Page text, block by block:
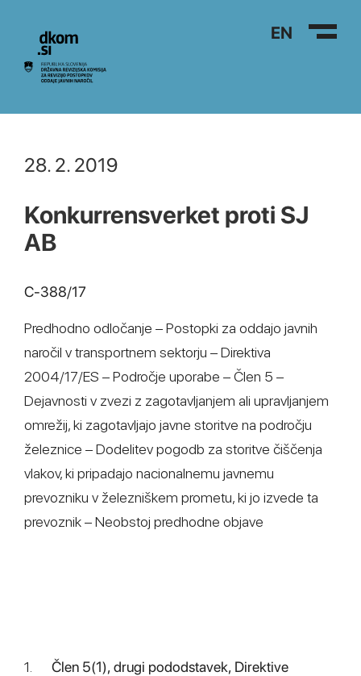
Na vsebino EN
28. 2. 2019
Konkurrensverket proti SJ
AB
C‑388/17
Predhodno odločanje – Postopki za oddajo javnih
naročil v transportnem sektorju – Direktiva
2004/17/ES – Področje uporabe – Člen 5 –
Dejavnosti v zvezi z zagotavljanjem ali upravljanjem
omrežij, ki zagotavljajo javne storitve na področju
železnice – Dodelitev pogodb za storitve čiščenja
vlakov, ki pripadajo nacionalnemu javnemu
prevozniku v železniškem prometu, ki jo izvede ta
prevoznik – Neobstoj predhodne objave
1. Člen 5(1), drugi pododstavek, Direktive